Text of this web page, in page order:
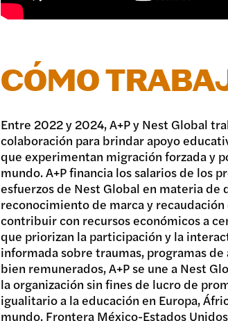
CÓMO
Entre 2022 y 2024, A+P y Nest Global
colaboración para brindar apoyo
que experimentan migración forzada y
mundo. A+P financia los salarios de los
esfuerzos de Nest Global en materia de
reconocimiento de marca y recaudación
contribuir con recursos económicos a
que priorizan la participación y la
informada sobre traumas, programas
bien remunerados, A+P se une a Nest
la organización sin fines de lucro de
igualitario a la educación en Europa,
mundo. Frontera México-Estados